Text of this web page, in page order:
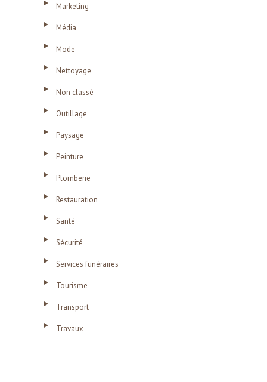
Marketing
Média
Mode
Nettoyage
Non classé
Outillage
Paysage
Peinture
Plomberie
Restauration
Santé
Sécurité
Services funéraires
Tourisme
Transport
Travaux